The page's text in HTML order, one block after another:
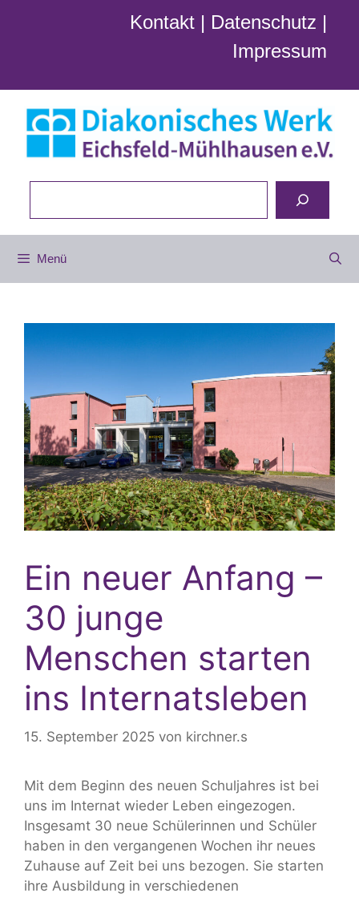
Kontakt | Datenschutz |
Impressum
Menü
Ein neuer Anfang –
30 junge
Menschen starten
ins Internatsleben
15. September 2025 von kirchner.s
Mit dem Beginn des neuen Schuljahres ist bei
uns im Internat wieder Leben eingezogen.
Insgesamt 30 neue Schülerinnen und Schüler
haben in den vergangenen Wochen ihr neues
Zuhause auf Zeit bei uns bezogen. Sie starten
ihre Ausbildung in verschiedenen